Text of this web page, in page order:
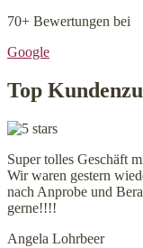
70+ Bewertungen bei
Google
Top
Super tolles Geschäft
Wir waren gestern
nach Anprobe und
gerne!!!!
Angela Lohrbeer